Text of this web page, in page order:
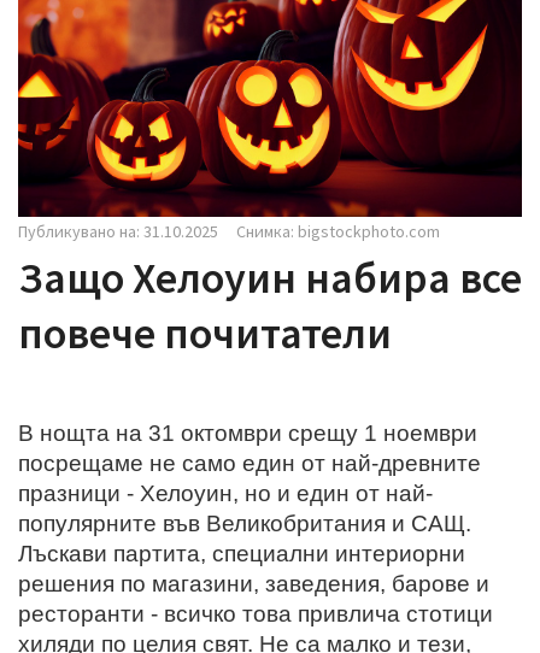
i
g
a
t
i
n
Публикувано на: 31.10.2025 Снимка: bigstockphoto.com
Защо Хелоуин набира все
повече почитатели
В нощта на 31 октомври срещу 1 ноември
посрещаме не само един от най-древните
празници - Хелоуин, но и един от най-
популярните във Великобритания и САЩ.
Лъскави партита, специални интериорни
решения по магазини, заведения, барове и
ресторанти - всичко това привлича стотици
хиляди по целия свят. Не са малко и тези,